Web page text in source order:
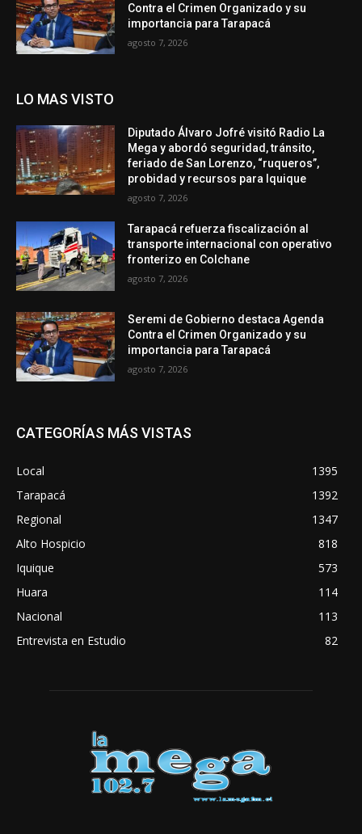
Contra el Crimen Organizado y su
importancia para Tarapacá
agosto 7, 2026
LO MAS VISTO
Diputado Álvaro Jofré visitó Radio La
Mega y abordó seguridad, tránsito,
feriado de San Lorenzo, “ruqueros”,
probidad y recursos para Iquique
agosto 7, 2026
Tarapacá refuerza fiscalización al
transporte internacional con operativo
fronterizo en Colchane
agosto 7, 2026
Seremi de Gobierno destaca Agenda
Contra el Crimen Organizado y su
importancia para Tarapacá
agosto 7, 2026
CATEGORÍAS MÁS VISTAS
Local
1395
Tarapacá
1392
Regional
1347
Alto Hospicio
818
Iquique
573
Huara
114
Nacional
113
Entrevista en Estudio
82